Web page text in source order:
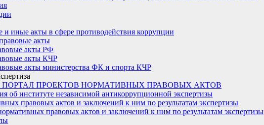
иные акты в сфере противодействия коррупции
акты
акты РФ
акты КЧР
акты министерства ФК и спорта КЧР
ПОРТАЛ ПРОЕКТОВ НОРМАТИВНЫХ ПРАВОВЫХ АКТОВ
об институте независимой антикоррупционной экспертизы
правовых актов и заключений к ним по результатам экспертизы
правовых актов и заключений к ним по результатам экспертизы